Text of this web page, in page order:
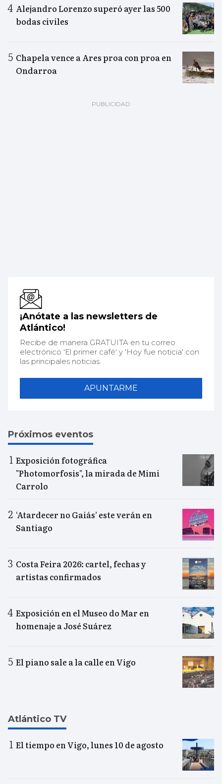
Alejandro Lorenzo superó ayer las 500
bodas civiles
Chapela vence a Ares proa con proa en
Ondarroa
¡Anótate a las newsletters de
Atlántico!
Recibe de manera GRATUITA en tu correo
electrónico 'El primer café' y 'Hoy fue noticia' con
las principales noticias.
APUNTARME
Próximos eventos
Exposición fotográfica
"Photomorfosis", la mirada de Mimi
Carrolo
‘Atardecer no Gaiás’ este verán en
Santiago
Costa Feira 2026: cartel, fechas y
artistas confirmados
Exposición en el Museo do Mar en
homenaje a José Suárez
El piano sale a la calle en Vigo
Atlántico TV
El tiempo en Vigo, lunes 10 de agosto